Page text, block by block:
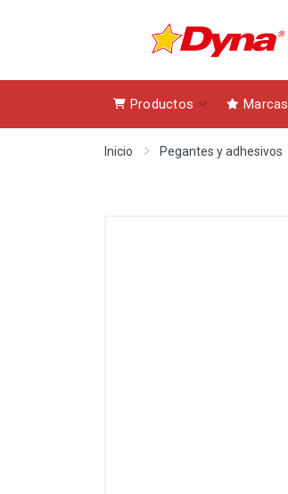
Productos Marcas
Inicio Pegantes y adhesivos